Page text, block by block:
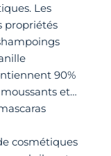
Les
propriétés
90%
et…
cosmétiques